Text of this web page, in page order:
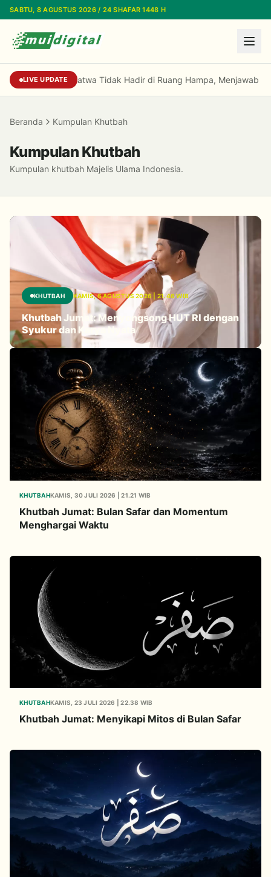
Lewati ke konten utama
SABTU, 8 AGUSTUS 2026 / 24 SHAFAR 1448 H
LIVE UPDATE
Sekjen MUI: Fatwa Tidak Hadir di Ruang Hampa, Menjawab Isu
Beranda Kumpulan Khutbah
Kumpulan Khutbah
Kumpulan khutbah Majelis Ulama Indonesia.
KHUTBAH KAMIS, 6 AGUSTUS 2026 | 21.46 WIB
Khutbah Jumat: Menyongsong HUT RI dengan
Syukur dan Karya Nyata
KHUTBAHKAMIS, 30 JULI 2026 | 21.21 WIB
Khutbah Jumat: Bulan Safar dan Momentum
Menghargai Waktu
KHUTBAHKAMIS, 23 JULI 2026 | 22.38 WIB
Khutbah Jumat: Menyikapi Mitos di Bulan Safar